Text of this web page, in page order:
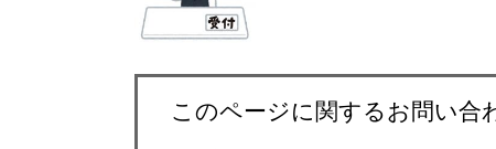
このページに関するお問い合